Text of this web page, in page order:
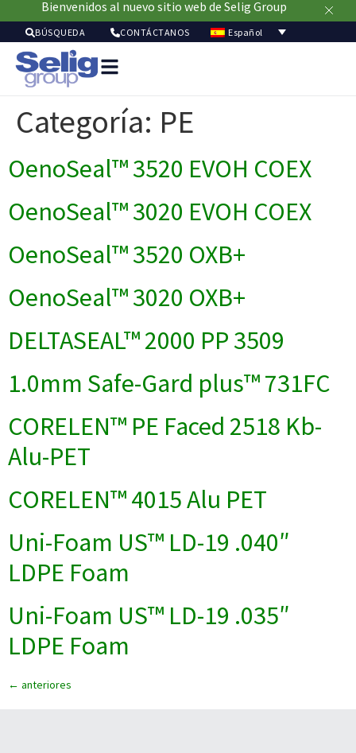
Bienvenidos al nuevo sitio web de Selig Group
BÚSQUEDA CONTÁCTANOS Español
Categoría: PE
OenoSeal™ 3520 EVOH COEX
OenoSeal™ 3020 EVOH COEX
OenoSeal™ 3520 OXB+
OenoSeal™ 3020 OXB+
DELTASEAL™ 2000 PP 3509
1.0mm Safe-Gard plus™ 731FC
CORELEN™ PE Faced 2518 Kb-
Alu-PET
CORELEN™ 4015 Alu PET
Uni-Foam US™ LD-19 .040″
LDPE Foam
Uni-Foam US™ LD-19 .035″
LDPE Foam
← anteriores